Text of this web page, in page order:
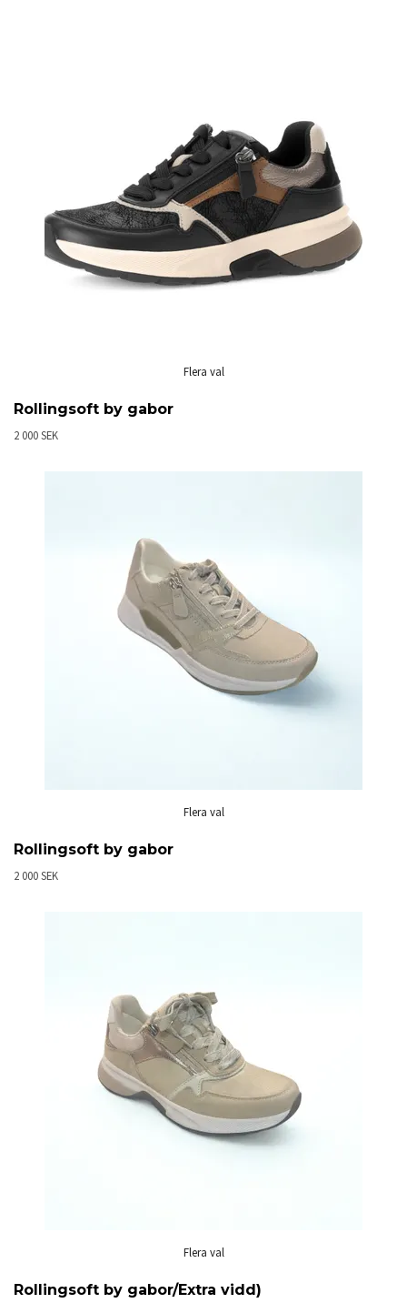
Flera val
Rollingsoft by gabor
2 000 SEK
Flera val
Rollingsoft by gabor
2 000 SEK
Flera val
Rollingsoft by gabor/Extra vidd)